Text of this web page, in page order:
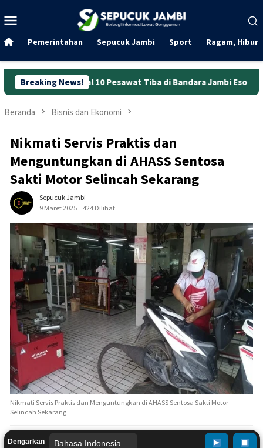
ke
Mobile
Pemerintahan Sepucuk Jambi Sport Ragam,
Breaking News!
10 Pesawat Tiba di Bandara Jambi Esok Hari Mulai
Beranda Bisnis dan Ekonomi
Nikmati Servis Praktis dan
Menguntungkan di AHASS Sentosa
Sakti Motor Selincah Sekarang
Sepucuk Jambi
9 Maret 2025
424 Dilihat
Nikmati Servis Praktis dan Menguntungkan di AHASS Sentosa Sakti Motor
Selincah Sekarang
Dengarkan